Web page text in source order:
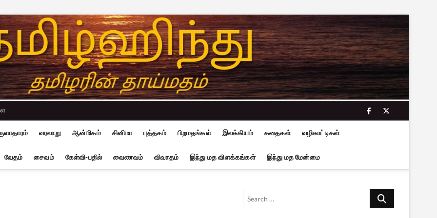
facebook
twitter
வரலாறு ஆன்மிகம் சினிமா புத்தகம் பிறமதங்கள் இலக்கியம் கதைகள் வழிகாட்டிகள்
வேதம் சைவம் கேள்வி-பதில் வைணவம் விவாதம் இந்து மத விளக்கங்கள் இந்து மத மேன்மை
Search